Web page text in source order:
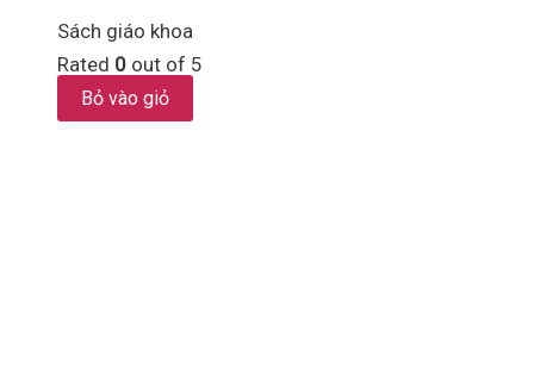
Sách giáo khoa
Rated 0 out of 5
Bỏ vào giỏ